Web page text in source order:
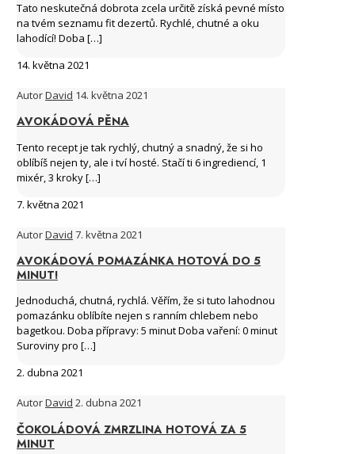
Tato neskutečná dobrota zcela určitě získá pevné místo
na tvém seznamu fit dezertů. Rychlé, chutné a oku
lahodící! Doba […]
14. května 2021
AutorDavid 14. května 2021
AVOKÁDOVÁ PĚNA
Tento recept je tak rychlý, chutný a snadný, že si ho
oblíbíš nejen ty, ale i tví hosté. Stačí ti 6 ingrediencí, 1
mixér, 3 kroky[…]
7. května 2021
AutorDavid 7. května 2021
AVOKÁDOVÁ POMAZÁNKA HOTOVÁ DO 5
MINUT!
Jednoduchá, chutná, rychlá. Věřím, že si tuto lahodnou
pomazánku oblíbíte nejen s ranním chlebem nebo
bagetkou. Doba přípravy: 5 minut Doba vaření: 0 minut
Suroviny pro […]
2. dubna 2021
AutorDavid 2. dubna 2021
ČOKOLÁDOVÁ ZMRZLINA HOTOVÁ ZA 5
MINUT